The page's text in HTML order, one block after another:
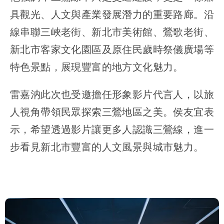
具觀光、人文與產業發展潛力的重要路廊。沿
線串聯三峽老街、新北市美術館、鶯歌老街、
新北市客家文化園區及原住民歲時祭儀廣場等
特色景點，展現豐富的地方文化魅力。
雷嘉汭此次也受邀擔任形象影片代言人，以旅
人視角帶領民眾探索三鶯地區之美。侯友宜表
示，希望透過影片讓更多人認識三鶯線，進一
步看見新北市豐富的人文風景與城市魅力。